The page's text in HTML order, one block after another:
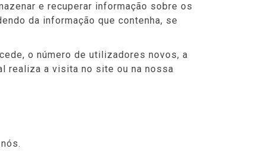
e recuperar informação sobre os
da informação que contenha, se
o número de utilizadores novos, a
realiza a visita no site ou na nossa